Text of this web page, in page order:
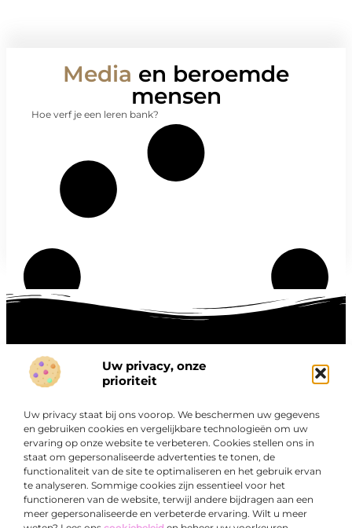
Uw privacy, onze
prioriteit
Uw privacy staat bij ons voorop. We beschermen uw gegevens
en gebruiken cookies en vergelijkbare technologieën om uw
ervaring op onze website te verbeteren. Cookies stellen ons in
staat om gepersonaliseerde advertenties te tonen, de
functionaliteit van de site te optimaliseren en het gebruik ervan
te analyseren. Sommige cookies zijn essentieel voor het
functioneren van de website, terwijl andere bijdragen aan een
meer gepersonaliseerde en verbeterde ervaring. Wilt u meer
Media en beroemde
mensen
Hoe verf je een leren bank?
Over
Bedrijf
“Ontdek een wereld van boeiende blogs en artikelen die
je zowel inspireren als informeren.”
Bij Exclusiefbedrijf.nl draait alles om het leveren van
kwalitatieve inzichten en verhalen die jouw dagelijks leven
verrijken en je uitdagen om verder te denken.
Onze informatie